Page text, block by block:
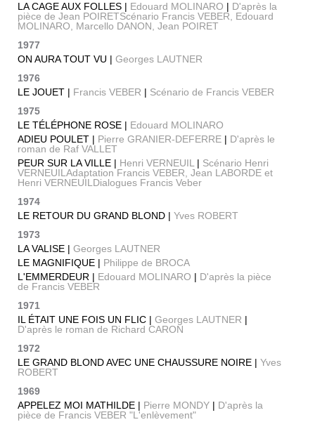
LA CAGE AUX FOLLES | Edouard MOLINARO | D'après la
pièce de Jean POIRETScénario Francis VEBER, Edouard
MOLINARO, Marcello DANON, Jean POIRET
1977
ON AURA TOUT VU | Georges LAUTNER
1976
LE JOUET | Francis VEBER | Scénario de Francis VEBER
1975
LE TÉLÉPHONE ROSE | Edouard MOLINARO
ADIEU POULET | Pierre GRANIER-DEFERRE | D'après le
roman de Raf VALLET
PEUR SUR LA VILLE | Henri VERNEUIL| Scénario Henri
VERNEUILAdaptation Francis VEBER, Jean LABORDE et
Henri VERNEUILDialogues Francis Veber
1974
LE RETOUR DU GRAND BLOND | Yves ROBERT
1973
LA VALISE | Georges LAUTNER
LE MAGNIFIQUE | Philippe de BROCA
L'EMMERDEUR | Edouard MOLINARO | D'après la pièce
de Francis VEBER
1971
IL ÉTAIT UNE FOIS UN FLIC | Georges LAUTNER |
D'après le roman de Richard CARON
1972
LE GRAND BLOND AVEC UNE CHAUSSURE NOIRE | Yves
ROBERT
1969
APPELEZ MOI MATHILDE | Pierre MONDY | D'après la
pièce de Francis VEBER "L'enlèvement"